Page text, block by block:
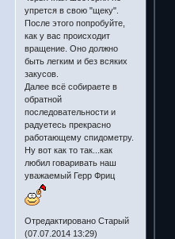
упрется в свою "щеку".
После этого попробуйте,
как у вас происходит
вращение. Оно должно
быть легким и без всяких
закусов.
Далее всё собираете в
обратной
последовательности и
радуетесь прекрасно
работающему спидометру.
Ну вот как то так...как
любил говаривать наш
уважаемый Герр Фриц
Отредактировано Старый
(07.07.2014 13:29)